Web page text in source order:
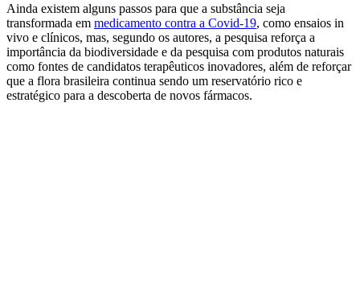
Ainda existem alguns passos para que a substância seja
transformada em medicamento contra a Covid-19, como ensaios in
vivo e clínicos, mas, segundo os autores, a pesquisa reforça a
importância da biodiversidade e da pesquisa com produtos naturais
como fontes de candidatos terapêuticos inovadores, além de reforçar
que a flora brasileira continua sendo um reservatório rico e
estratégico para a descoberta de novos fármacos.